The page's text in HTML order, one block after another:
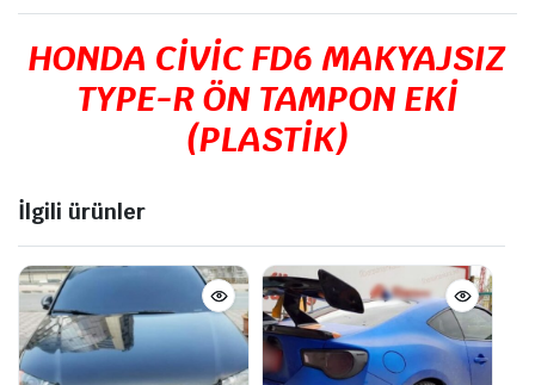
HONDA CİVİC FD6 MAKYAJSIZ
TYPE-R ÖN TAMPON EKİ
(PLASTİK)
İlgili ürünler